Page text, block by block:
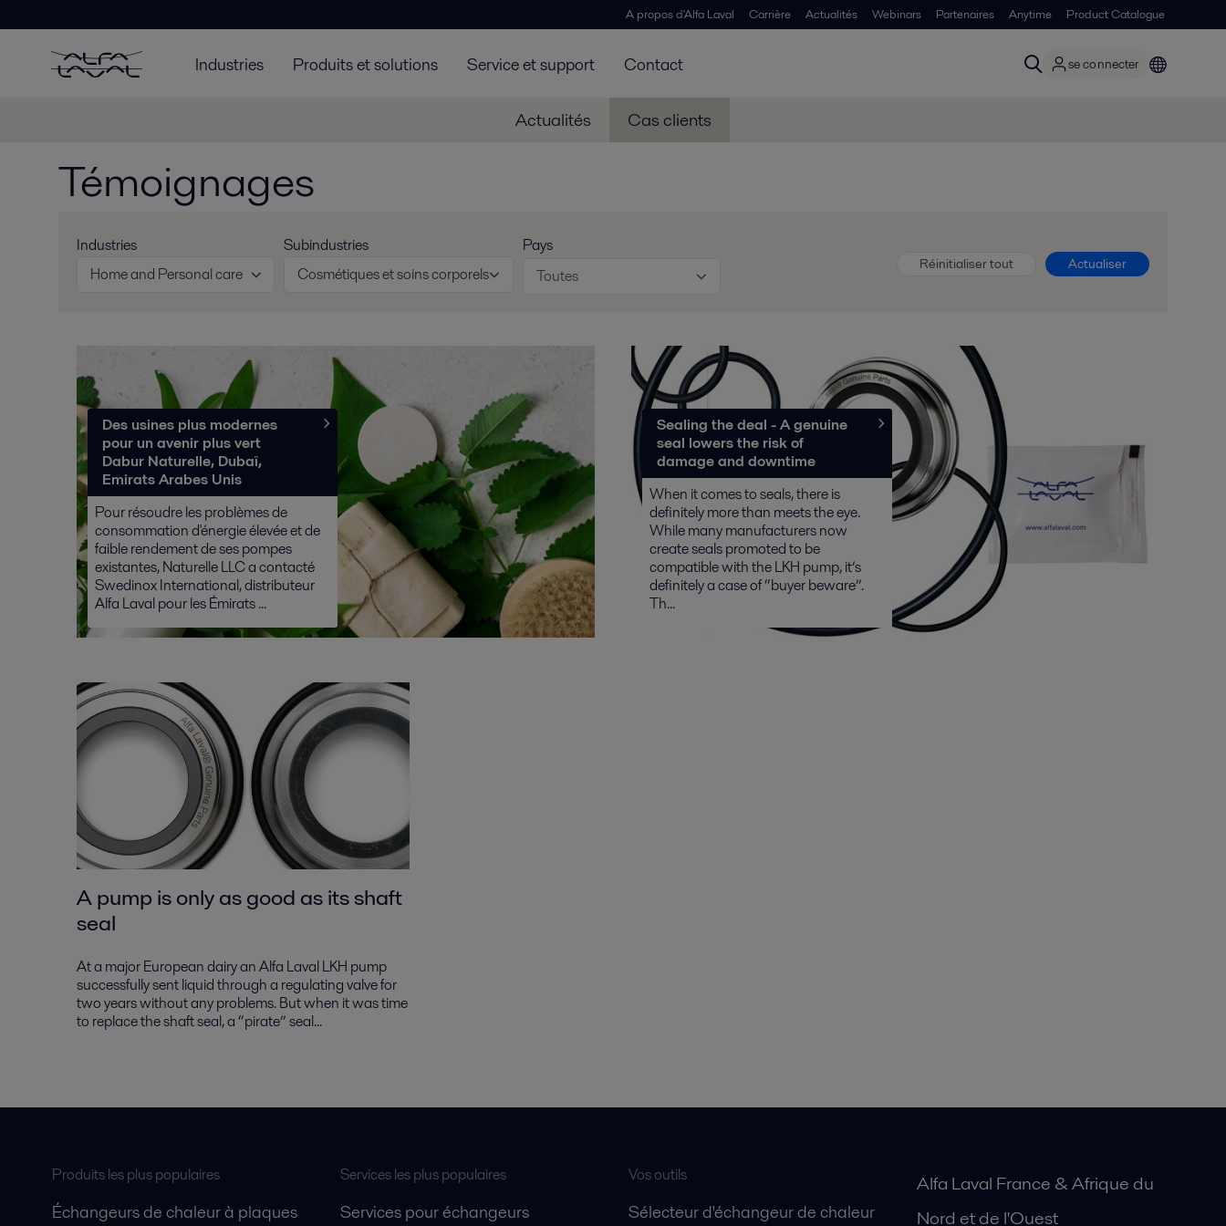
A propos d'Alfa Laval Carrière Actualités Webinars Partenaires Anytime Product Catalogue
Industries Produits et solutions Service et support Contact se connecter
Actualités Cas clients
Témoignages
Industries
Home and Personal care
Subindustries
Cosmétiques et soins corporels
Pays
Toutes
Réinitialiser tout Actualiser
Des usines plus modernes
pour un avenir plus vert
Dabur Naturelle, Dubaï,
Emirats Arabes Unis
Pour résoudre les problèmes de
consommation d'énergie élevée et de
faible rendement de ses pompes
existantes, Naturelle LLC a contacté
Swedinox International, distributeur
Alfa Laval pour les Émirats ...
Sealing the deal - A genuine
seal lowers the risk of
damage and downtime
When it comes to seals, there is
definitely more than meets the eye.
While many manufacturers now
create seals promoted to be
compatible with the LKH pump, it’s
definitely a case of “buyer beware”.
Th...
A pump is only as good as its shaft
seal
At a major European dairy an Alfa Laval LKH pump
successfully sent liquid through a regulating valve for
two years without any problems. But when it was time
to replace the shaft seal, a “pirate” seal...
Produits les plus populaires
Échangeurs de chaleur à plaques
Services les plus populaires
Services pour échangeurs
Vos outils
Sélecteur d'échangeur de chaleur
Alfa Laval France & Afrique du
Nord et de l'Ouest